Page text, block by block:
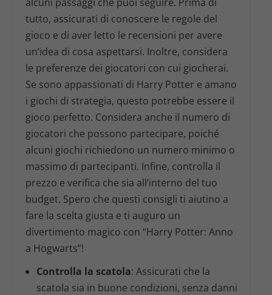
tutto, assicurati di conoscere le regole del
gioco e di aver letto le recensioni per avere
un’idea di cosa aspettarsi. Inoltre, considera
le preferenze dei giocatori con cui giocherai.
Se sono appassionati di Harry Potter e amano
i giochi di strategia, questo potrebbe essere il
gioco perfetto. Considera anche il numero di
giocatori che possono partecipare, poiché
alcuni giochi richiedono un numero minimo o
massimo di partecipanti. Infine, controlla il
prezzo e verifica che sia all’interno del tuo
budget. Spero che questi consigli ti aiutino a
fare la scelta giusta e ti auguro un
divertimento magico con “Harry Potter: Anno
a Hogwarts”!
Controlla la scatola: Assicurati che la
scatola sia in buone condizioni, senza danni